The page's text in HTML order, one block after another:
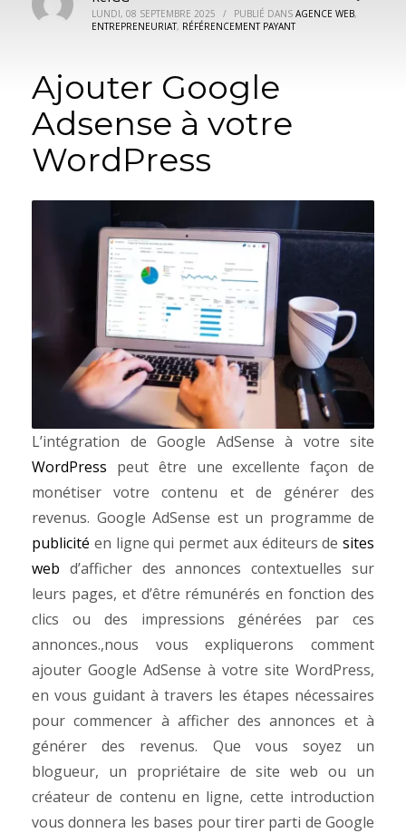
LUNDI, 08 SEPTEMBRE 2025 / PUBLIÉ DANS AGENCE WEB,
ENTREPRENEURIAT, RÉFÉRENCEMENT PAYANT
Ajouter Google
Adsense à votre
WordPress
L’intégration de Google AdSense à votre site
WordPress peut être une excellente façon de
monétiser votre contenu et de générer des
revenus. Google AdSense est un programme de
publicité en ligne qui permet aux éditeurs de sites
web d’afficher des annonces contextuelles sur
leurs pages, et d’être rémunérés en fonction des
clics ou des impressions générées par ces
annonces.,nous vous expliquerons comment
ajouter Google AdSense à votre site WordPress,
en vous guidant à travers les étapes nécessaires
pour commencer à afficher des annonces et à
générer des revenus. Que vous soyez un
blogueur, un propriétaire de site web ou un
créateur de contenu en ligne, cette introduction
vous donnera les bases pour tirer parti de Google